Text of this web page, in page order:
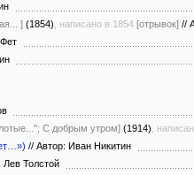
] (1854) , написано в 1854 [отрывок] //
С добрым утром] (1914) ,
// Автор: Иван Никитин
Лев Толстой